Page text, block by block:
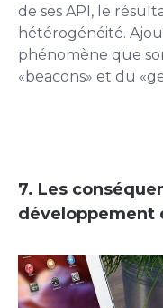
de ses API, le
hétérogénéité.
phénomène que
«beacons» et du
7. Les
développement